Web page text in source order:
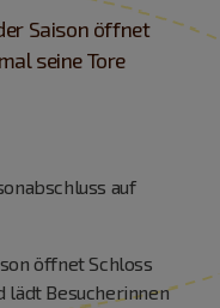
Saison öffnet
seine Tore
auf
öffnet Schloss
lädt Besucherinnen